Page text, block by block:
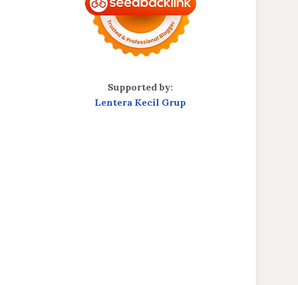
Supported by:
Lentera Kecil Grup